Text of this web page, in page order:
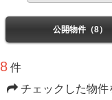
公開物件（8）
8 件
チェックした物件